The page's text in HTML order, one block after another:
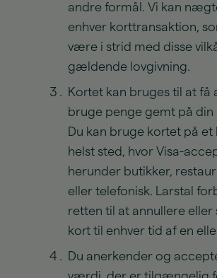
andre formål. Vi kan
enhver korttransaktion,
være i strid med disse
gældende lovgivning.
Kortet kan bruges til at få
bruge penge gemt på din
Du kan bruge kortet på et
helst sted, hvor Visa-
herunder butikker,
eller telefonisk. Larstal
retten til at annullere eller
kort til enhver tid af en
Du anerkender og